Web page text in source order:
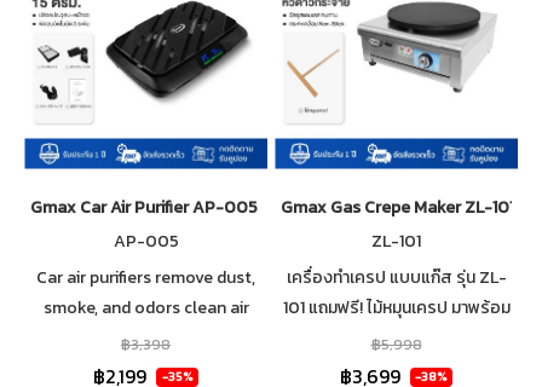
Gmax Car Air Purifier AP-005 Intelligent Auto Mode
AP-005
Car air purifiers remove dust,
smoke, and odors clean air
filters HEPA filters, intelligent
auto mode, and negative ions.
฿3,398
฿2,199 -35%
Gmax Gas Crepe Maker ZL-101
ZL-101
เครื่องทำเครป แบบแก๊ส รุ่น ZL-
101 แถมฟรี! ไม้หมุนเครป มาพร้อม
หน้าเตากว้างถึง 39.5 เซนติเมตร
วัสดุเหล็กหล่อเคลือบ Non-Stick
฿5,998
฿3,699 -38%